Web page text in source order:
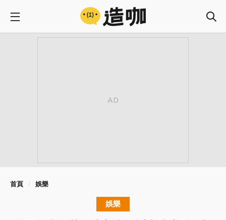
首頁 娛樂
娛樂